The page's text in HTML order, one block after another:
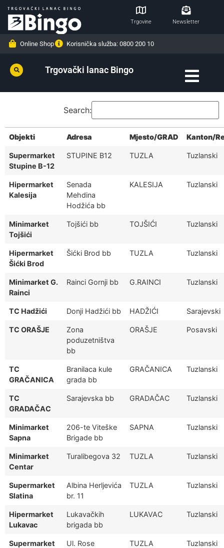
Trgovine Newsletter
Online Shop Korisnička služba: 0800 200 10
Trgovački lanac Bingo
Search:
Objekti Adresa Mjesto/GRAD Kanton/
Supermarket
Stupine B-12
STUPINE B12 TUZLA Tuzlanski
Hipermarket
Kalesija
Senada
Mehdina
Hodžića bb
KALESIJA Tuzlanski
Minimarket
Tojšići
Tojšići bb TOJŠIĆI Tuzlanski
Hipermarket
Šićki Brod
Šićki Brod bb TUZLA Tuzlanski
Minimarket G.
Rainci
Rainci Gornji bb G.RAINCI Tuzlanski
TC Hadžići Donji Hadžići bb HADŽIĆI Sarajevski
TC ORAŠJE
Zona
poduzetništva
bb
ORAŠJE Posavski
TC
GRAČANICA
Branilaca kule
grada bb
GRAČANICA Tuzlanski
TC
GRADAČAC
Sarajevska bb GRADAČAC Tuzlanski
Minimarket
Sapna
206-te Viteške
Brigade bb
SAPNA Tuzlanski
Minimarket
Centar
Turalibegova 32 TUZLA Tuzlanski
Supermarket
Slatina
Albina Herljevića
br. 11
TUZLA Tuzlanski
Hipermarket
Lukavac
Lukavačkih
brigada bb
LUKAVAC Tuzlanski
Supermarket
Ul. Rose
TUZLA Tuzlanski